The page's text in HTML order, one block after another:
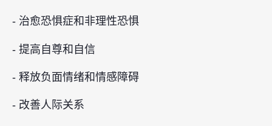
- 治愈恐惧症和非理性恐惧
- 提高自尊和自信
- 释放负面情绪和情感障碍
- 改善人际关系